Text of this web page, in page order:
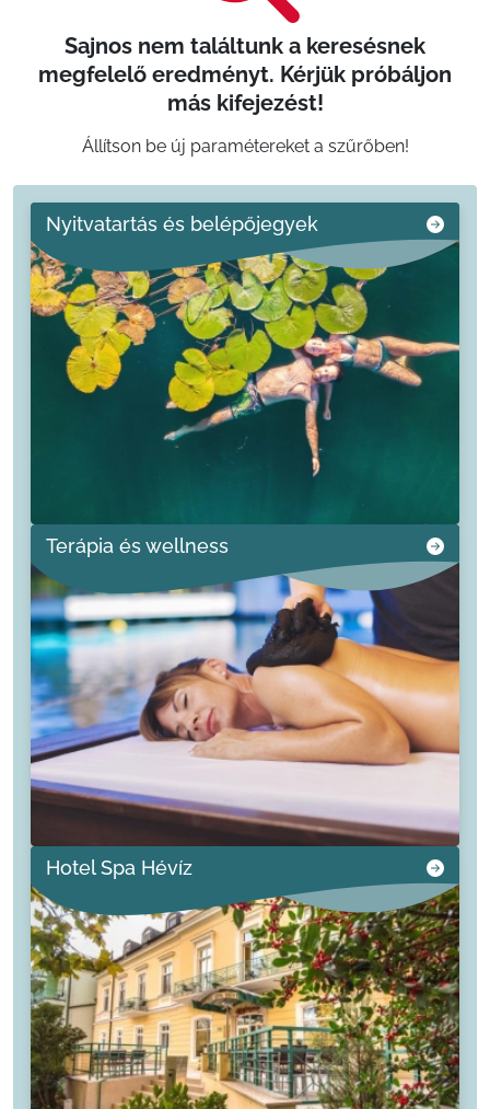
Sajnos nem találtunk a keresésnek
megfelelő eredményt. Kérjük próbáljon
más kifejezést!
Állítson be új paramétereket a szűrőben!
Nyitvatartás és belépőjegyek
Terápia és wellness
Hotel Spa Hévíz